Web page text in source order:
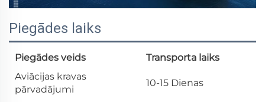
Piegādes laiks
Piegādes veids
Transporta laiks
Aviācijas kravas
pārvadājumi
10-15 Dienas